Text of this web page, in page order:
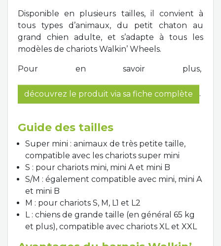
Disponible en plusieurs tailles, il convient à
tous types d’animaux, du petit chaton au
grand chien adulte, et s’adapte à tous les
modèles de chariots Walkin’ Wheels.
Pour en savoir plus,
découvrez le produit via sa fiche complète .
Guide des tailles
Super mini : animaux de très petite taille,
compatible avec les chariots super mini
S : pour chariots mini, mini A et mini B
S/M : également compatible avec mini, mini A
et mini B
M : pour chariots S, M, L1 et L2
L : chiens de grande taille (en général 65 kg
et plus), compatible avec chariots XL et XXL